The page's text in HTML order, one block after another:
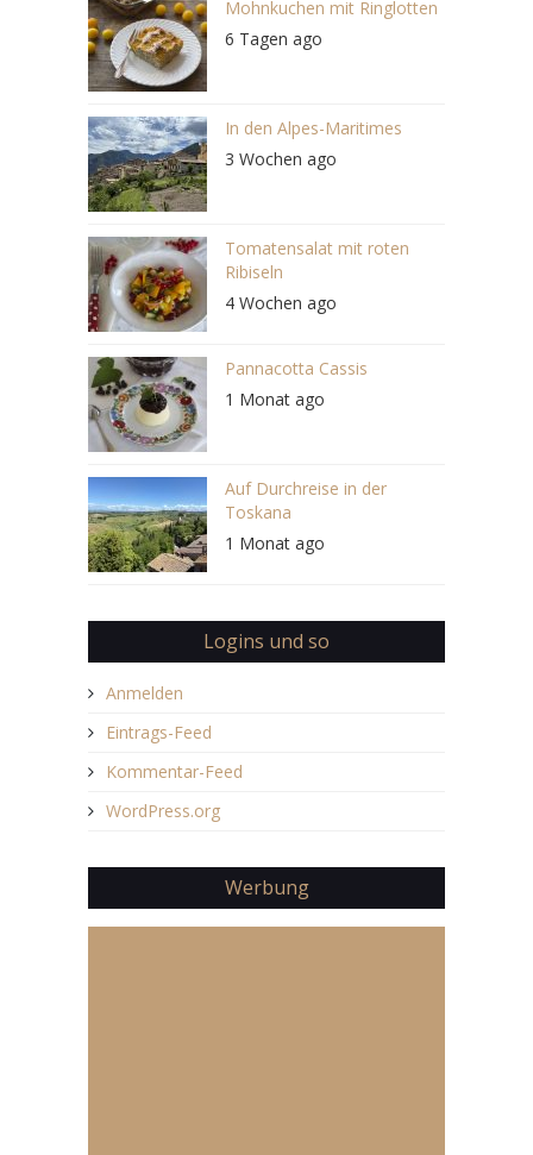
Mohnkuchen mit Ringlotten
6 Tagen ago
In den Alpes-Maritimes
3 Wochen ago
Tomatensalat mit roten
Ribiseln
4 Wochen ago
Pannacotta Cassis
1 Monat ago
Auf Durchreise in der
Toskana
1 Monat ago
Logins und so
Anmelden
Eintrags-Feed
Kommentar-Feed
WordPress.org
Werbung